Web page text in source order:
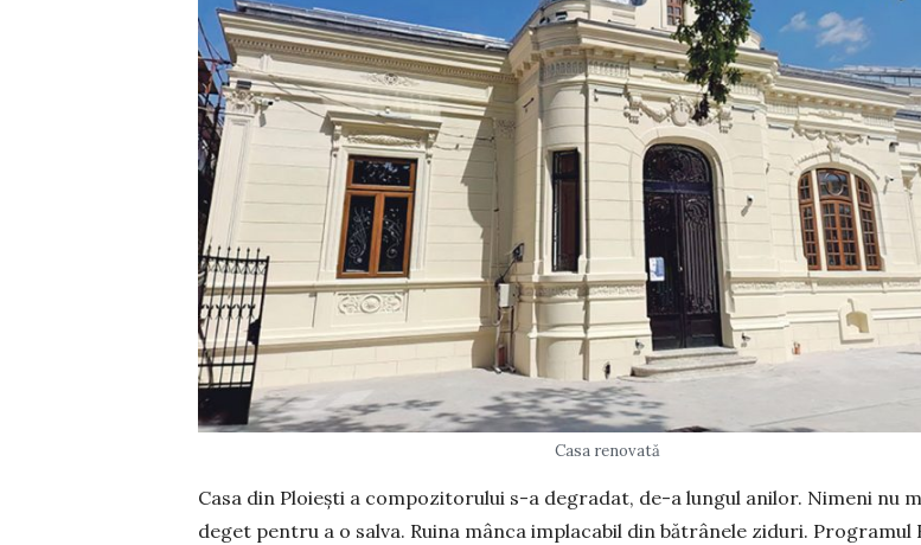
Casa renovată
Casa din Ploiești a compozitorului s-a degradat, de-a lungul anilor. Nimeni nu
deget pentru a o salva. Ruina mânca implacabil din bătrânele ziduri. Programul